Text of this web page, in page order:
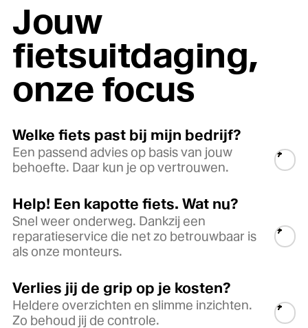
Jouw
fietsuitdaging,
onze focus
Welke fiets past bij mijn bedrijf?
Een passend advies op basis van jouw
behoefte. Daar kun je op vertrouwen.
Help! Een kapotte fiets. Wat nu?
Snel weer onderweg. Dankzij een
reparatieservice die net zo betrouwbaar is
als onze monteurs.
Verlies jij de grip op je kosten?
Heldere overzichten en slimme inzichten.
Zo behoud jij de controle.